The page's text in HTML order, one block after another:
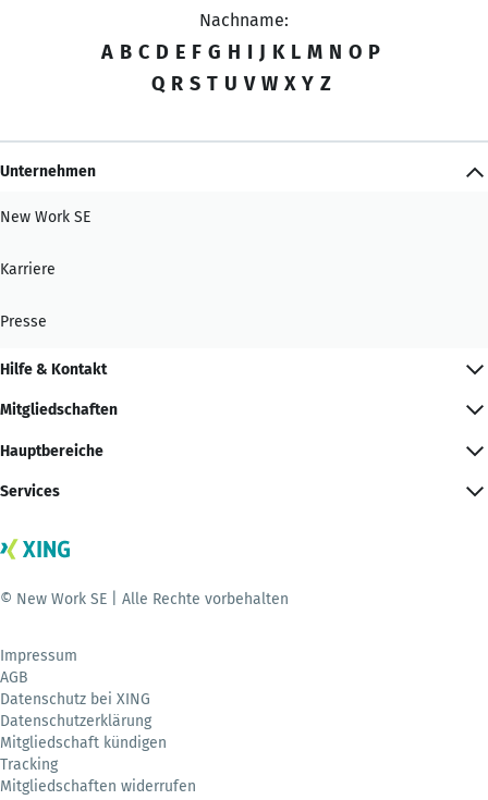
Nachname:
A B C D E F G H I J K L M N O P
Q R S T U V W X Y Z
Unternehmen
New Work SE
Karriere
Presse
Hilfe & Kontakt
Mitgliedschaften
Hauptbereiche
Services
© New Work SE | Alle Rechte vorbehalten
Impressum
AGB
Datenschutz bei XING
Datenschutzerklärung
Mitgliedschaft kündigen
Tracking
Mitgliedschaften widerrufen